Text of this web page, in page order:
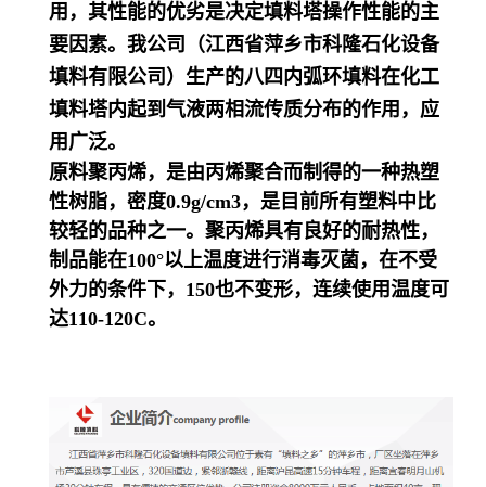
用，其性能的优劣是决定填料塔操作性能的主
要因素。我公司（江西省萍乡市科隆石化设备
填料有限公司）生产的八四内弧环填料在化工
填料塔内起到气液两相流传质分布的作用，应
用广泛。
原料聚丙烯，是由丙烯聚合而制得的一种热塑
性树脂，密度0.9g/cm3，是目前所有塑料中比
较轻的品种之一。聚丙烯具有良好的耐热性，
制品能在100°以上温度进行消毒灭菌，在不受
外力的条件下，150也不变形，连续使用温度可
达110-120C。